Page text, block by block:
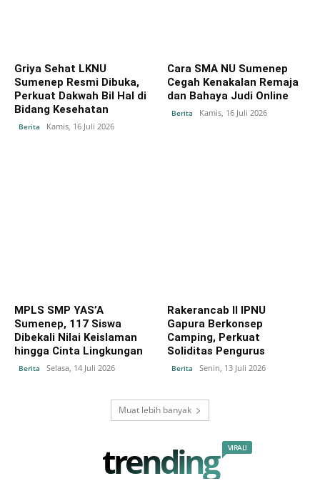
Griya Sehat LKNU
Sumenep Resmi Dibuka,
Perkuat Dakwah Bil Hal di
Bidang Kesehatan
Berita Kamis, 16 Juli 2026
Cara SMA NU Sumenep
Cegah Kenakalan Remaja
dan Bahaya Judi Online
Berita Kamis, 16 Juli 2026
MPLS SMP YAS’A
Sumenep, 117 Siswa
Dibekali Nilai Keislaman
hingga Cinta Lingkungan
Berita Selasa, 14 Juli 2026
Rakerancab II IPNU
Gapura Berkonsep
Camping, Perkuat
Soliditas Pengurus
Berita Senin, 13 Juli 2026
Muat lebih banyak
trending VIRAL!